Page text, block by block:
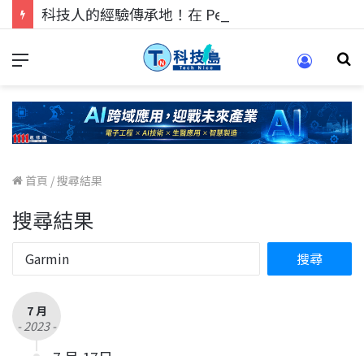
首頁 /搜尋結果
搜尋結果
7 月
- 2023 -